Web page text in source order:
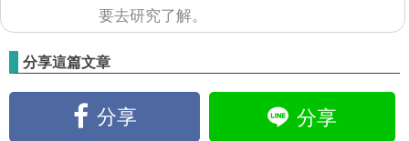
要去研究了解。
分享這篇文章
分享 分享